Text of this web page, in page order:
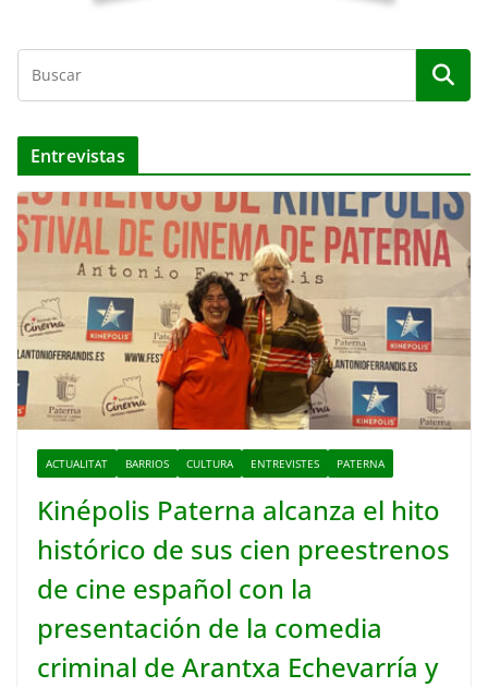
Entrevistas
ACTUALITAT BARRIOS CULTURA ENTREVISTES PATERNA
Kinépolis Paterna alcanza el hito
histórico de sus cien preestrenos
de cine español con la
presentación de la comedia
criminal de Arantxa Echevarría y